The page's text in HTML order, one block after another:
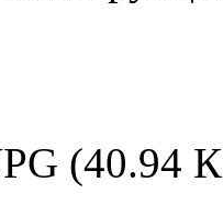
(40.94